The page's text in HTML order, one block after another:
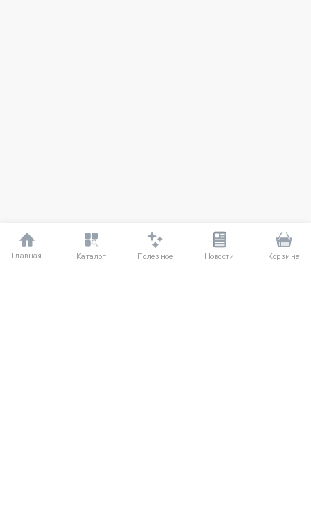
Главная Каталог Полезное Новости Корзина